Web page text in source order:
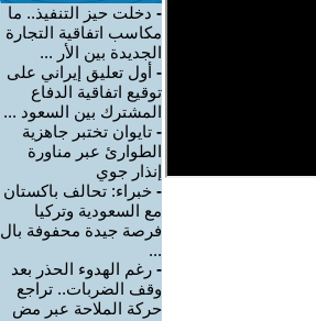
- دخلت حيز التنفيذ.. ما
مكاسب اتفاقية التجارة
الجديدة بين الأر ...
- أول تعليق إيراني على
توقيع اتفاقية الدفاع
المشترك بين السعود ...
- تايوان تختبر جاهزية
الطوارئ عبر مناورة
إنذار جوي
- خبراء: تحالف باكستان
مع السعودية وتركيا
فرصة جيدة محفوفة بال
...
- رغم الهدوء الحذر بعد
وقف الضربات.. تراجع
حركة الملاحة عبر مض